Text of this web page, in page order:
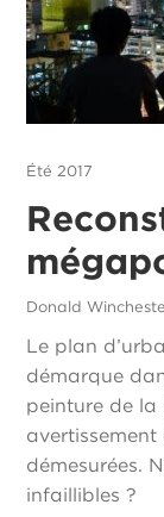
Été 2017
Donald
Le plan
démarque
peinture de la
démesurées.
infaillibles ?